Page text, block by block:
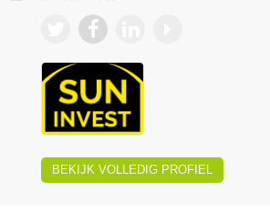
BEKIJK VOLLEDIG PROFIEL